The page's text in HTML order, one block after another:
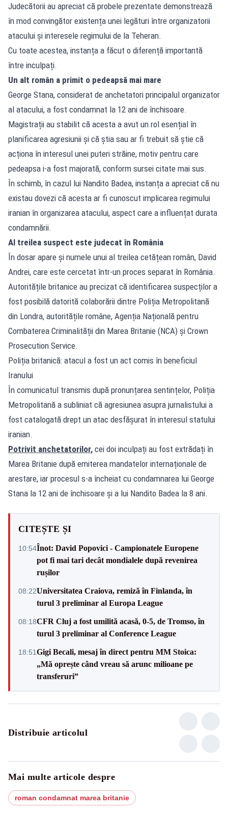
Judecătorii au apreciat că probele prezentate demonstrează
în mod convingător existența unei legături între organizatorii
atacului și interesele regimului de la Teheran.
Cu toate acestea, instanța a făcut o diferență importantă
între inculpați.
Un alt român a primit o pedeapsă mai mare
George Stana, considerat de anchetatori principalul organizator
al atacului, a fost condamnat la 12 ani de închisoare.
Magistrații au stabilit că acesta a avut un rol esențial în
planificarea agresiunii și că știa sau ar fi trebuit să știe că
acționa în interesul unei puteri străine, motiv pentru care
pedeapsa i-a fost majorată, conform sursei citate mai sus.
În schimb, în cazul lui Nandito Badea, instanța a apreciat că nu
existau dovezi că acesta ar fi cunoscut implicarea regimului
iranian în organizarea atacului, aspect care a influențat durata
condamnării.
Al treilea suspect este judecat în România
În dosar apare și numele unui al treilea cetățean român, David
Andrei, care este cercetat într-un proces separat în România.
Autoritățile britanice au precizat că identificarea suspecților a
fost posibilă datorită colaborării dintre Poliția Metropolitană
din Londra, autoritățile române, Agenția Națională pentru
Combaterea Criminalității din Marea Britanie (NCA) și Crown
Prosecution Service.
Poliția britanică: atacul a fost un act comis în beneficiul
Iranului
În comunicatul transmis după pronunțarea sentințelor, Poliția
Metropolitană a subliniat că agresiunea asupra jurnalistului a
fost catalogată drept un atac desfășurat în interesul statului
iranian.
Potrivit anchetatorilor, cei doi inculpați au fost extrădați în
Marea Britanie după emiterea mandatelor internaționale de
arestare, iar procesul s-a încheiat cu condamnarea lui George
Stana la 12 ani de închisoare și a lui Nandito Badea la 8 ani.
CITEȘTE ȘI
10:54Înot: David Popovici - Campionatele Europene
pot fi mai tari decât mondialele după revenirea
rușilor
08:22Universitatea Craiova, remiză în Finlanda, în
turul 3 preliminar al Europa League
08:18CFR Cluj a fost umilită acasă, 0-5, de Tromso, în
turul 3 preliminar al Conference League
18:51Gigi Becali, mesaj în direct pentru MM Stoica:
„Mă oprește când vreau să arunc milioane pe
transferuri”
Distribuie articolul
Mai multe articole despre
roman condamnat marea britanie